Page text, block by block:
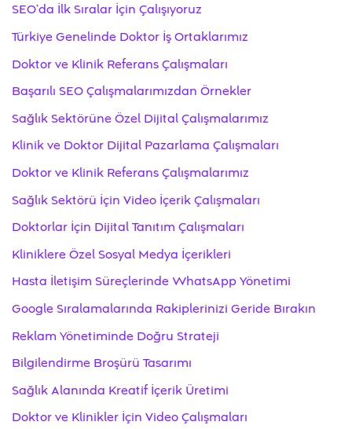
SEO’da İlk Sıralar İçin Çalışıyoruz
Türkiye Genelinde Doktor İş Ortaklarımız
Doktor ve Klinik Referans Çalışmaları
Başarılı SEO Çalışmalarımızdan Örnekler
Sağlık Sektörüne Özel Dijital Çalışmalarımız
Klinik ve Doktor Dijital Pazarlama Çalışmaları
Doktor ve Klinik Referans Çalışmalarımız
Sağlık Sektörü İçin Video İçerik Çalışmaları
Doktorlar İçin Dijital Tanıtım Çalışmaları
Kliniklere Özel Sosyal Medya İçerikleri
Hasta İletişim Süreçlerinde WhatsApp Yönetimi
Google Sıralamalarında Rakiplerinizi Geride Bırakın
Reklam Yönetiminde Doğru Strateji
Bilgilendirme Broşürü Tasarımı
Sağlık Alanında Kreatif İçerik Üretimi
Doktor ve Klinikler İçin Video Çalışmaları